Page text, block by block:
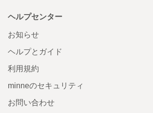
ヘルプセンター
お知らせ
ヘルプとガイド
利用規約
minneのセキュリティ
お問い合わせ